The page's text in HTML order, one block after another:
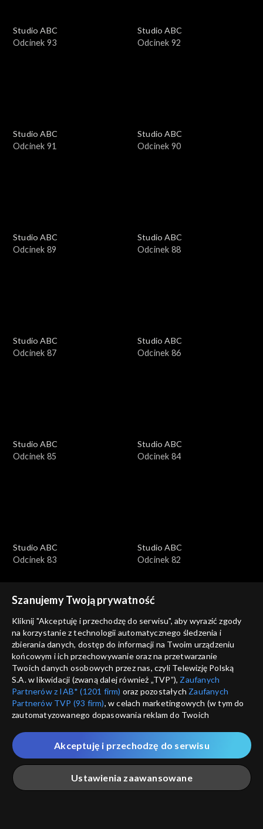
Studio ABC
Odcinek 93
Studio ABC
Odcinek 92
Studio ABC
Odcinek 91
Studio ABC
Odcinek 90
Studio ABC
Odcinek 89
Studio ABC
Odcinek 88
Studio ABC
Odcinek 87
Studio ABC
Odcinek 86
Studio ABC
Odcinek 85
Studio ABC
Odcinek 84
Studio ABC
Odcinek 83
Studio ABC
Odcinek 82
Studio ABC
Odcinek 81
Studio ABC
Odcinek 80
Studio ABC
Odcinek 79
Studio ABC
Odcinek 78
Szanujemy Twoją prywatność
Kliknij "Akceptuję i przechodzę do serwisu", aby wyrazić zgody
na korzystanie z technologii automatycznego śledzenia i
zbierania danych, dostęp do informacji na Twoim urządzeniu
końcowym i ich przechowywanie oraz na przetwarzanie
Twoich danych osobowych przez nas, czyli Telewizję Polską
S.A. w likwidacji (zwaną dalej również „TVP”), Zaufanych
Partnerów z IAB* (1201 firm) oraz pozostałych Zaufanych
Partnerów TVP (93 firm), w celach marketingowych (w tym do
zautomatyzowanego dopasowania reklam do Twoich
które wskazujemy poniżej, a także zgody na udostępnianie
przez nas identyfikatora PPID do Google.
Twoje dane osobowe zbierane podczas odwiedzania przez
Ciebie naszych
poszczególnych serwisówzwanych dalej
„Portalem”, w tym informacje zapisywane za pomocą
Ustawienia zaawansowane
Akceptuję i przechodzę do serwisu